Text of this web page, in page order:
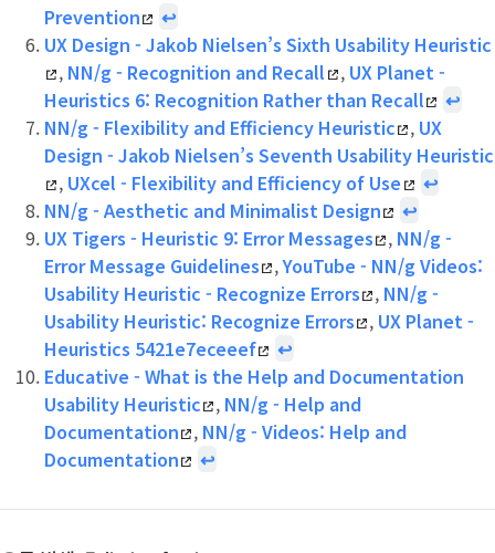
Prevention
↩
UX Design - Jakob Nielsen’s Sixth Usability Heuristic
, NN/g - Recognition and Recall , UX Planet -
Heuristics 6: Recognition Rather than Recall
↩
NN/g - Flexibility and Efficiency Heuristic
, UX
Design - Jakob Nielsen’s Seventh Usability Heuristic
, UXcel - Flexibility and Efficiency of Use
↩
NN/g - Aesthetic and Minimalist Design
↩
UX Tigers - Heuristic 9: Error Messages
, NN/g -
Error Message Guidelines
,YouTube - NN/g Videos:
Usability Heuristic - Recognize Errors
, NN/g -
Usability Heuristic: Recognize Errors
, UX Planet -
Heuristics 5421e7eceeef
↩
Educative - What is the Help and Documentation
Usability Heuristic
, NN/g - Help and
Documentation
, NN/g - Videos: Help and
Documentation
↩